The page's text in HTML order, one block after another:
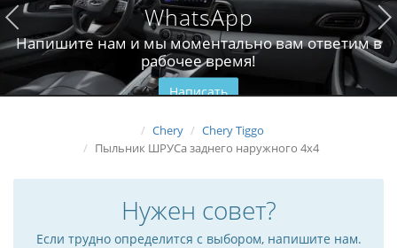
WhatsApp
Напишите нам и мы моментально вам ответим в
рабочее время!
Написать
Chery
Chery Tiggo
Пыльник ШРУСа заднего наружного 4x4
Нужен совет?
Если трудно определится с выбором, напишите нам.